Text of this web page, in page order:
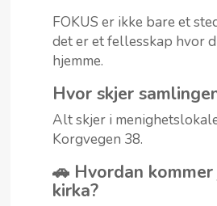
FOKUS er ikke bare et
det er et fellesskap hvor
hjemme.
Hvor skjer
Alt skjer i
Korgvegen 38.
🚗 Hvordan
kirka?